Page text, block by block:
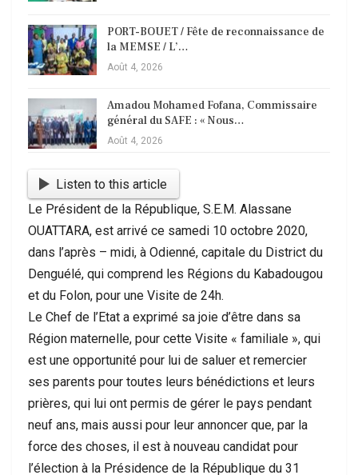
PORT-BOUET / Fête de reconnaissance de
la MEMSE / L’…
Août 4, 2026
Amadou Mohamed Fofana, Commissaire
général du SAFE : « Nous…
Août 4, 2026
Listen to this article
Le Président de la République, S.E.M. Alassane
OUATTARA, est arrivé ce samedi 10 octobre 2020,
dans l’après – midi, à Odienné, capitale du District du
Denguélé, qui comprend les Régions du Kabadougou
et du Folon, pour une Visite de 24h.
Le Chef de l’Etat a exprimé sa joie d’être dans sa
Région maternelle, pour cette Visite « familiale », qui
est une opportunité pour lui de saluer et remercier
ses parents pour toutes leurs bénédictions et leurs
prières, qui lui ont permis de gérer le pays pendant
neuf ans, mais aussi pour leur annoncer que, par la
force des choses, il est à nouveau candidat pour
l’élection à la Présidence de la République du 31